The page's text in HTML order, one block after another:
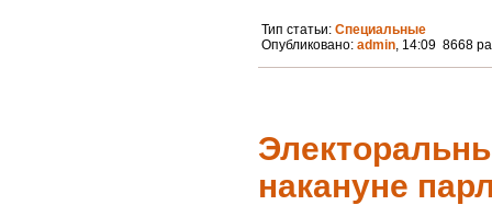
Тип статьи: Специальные
Опубликовано: admin, 14:09 8668
накануне